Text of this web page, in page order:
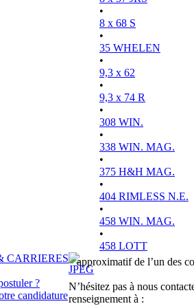
•
8 x 68 S
•
35 WHELEN
•
9,3 x 62
•
9,3 x 74 R
•
308 WIN.
•
338 WIN. MAG.
•
375 H&H MAG.
•
404 RIMLESS N.E.
•
458 WIN. MAG.
•
458 LOTT
CARRIERES
?
candidature
approximatif de l’un des
N’hésitez pas à nous
renseignement à :